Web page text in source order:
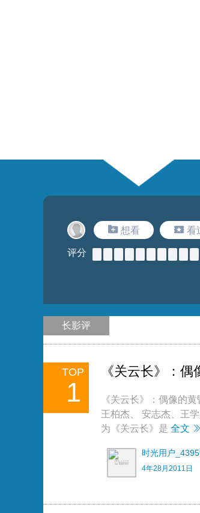
想看 看
评分
长影评
TOP
1
《关云长》：偶
《关云长》：偶像的
王柏杰、 安志杰、王
为《关云长》是 全文
时光用户
4年28月2011日